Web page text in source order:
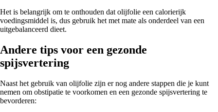
Het is belangrijk om te onthouden dat olijfolie een calorierijk
voedingsmiddel is, dus gebruik het met mate als onderdeel van een
uitgebalanceerd dieet.
Andere tips voor een gezonde
spijsvertering
Naast het gebruik van olijfolie zijn er nog andere stappen die je kunt
nemen om obstipatie te voorkomen en een gezonde spijsvertering te
bevorderen: